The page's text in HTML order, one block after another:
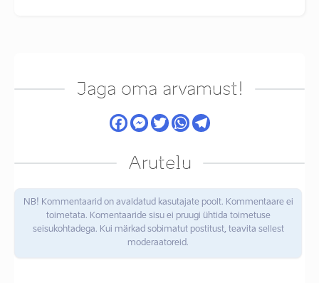
Jaga oma arvamust!
Arutelu
NB! Kommentaarid on avaldatud kasutajate poolt. Kommentaare ei
toimetata. Komentaaride sisu ei pruugi ühtida toimetuse
seisukohtadega. Kui märkad sobimatut postitust, teavita sellest
moderaatoreid.